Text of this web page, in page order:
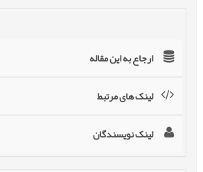
ارجاع به این مقاله
لینک های مرتبط
لینک نویسندگان